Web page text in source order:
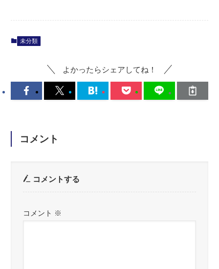
未分類
よかったらシェアしてね！
コメント
コメントする
コメント ※